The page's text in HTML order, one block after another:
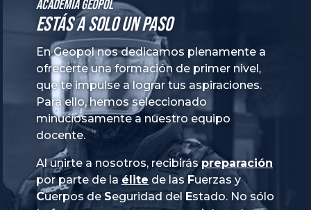
Academia GeoPol
Estás a solo un paso
En Geopol nos dedicamos plenamente a
ofrecerte una formación de primer nivel,
que te impulse a lograr tus aspiraciones.
Para ello, hemos seleccionado
minuciosamente a nuestro equipo
docente.
Al unirte a nosotros, recibiráspreparación
por parte de la élite de las Fuerzas y
Cuerpos de Seguridad del Estado. No sólo